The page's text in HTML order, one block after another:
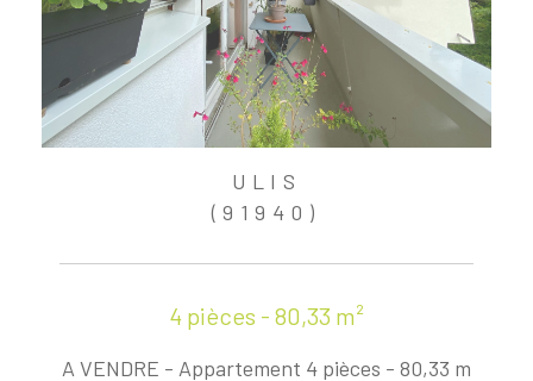
ULIS
(91940)
4 pièces - 80,33 m²
A VENDRE - Appartement 4 pièces - 80,33 m